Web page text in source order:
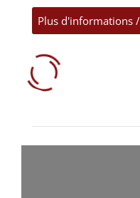
Plus d'informations